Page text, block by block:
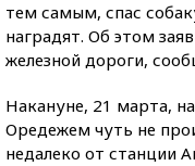
тем самым, спас
наградят. Об этом
железной дороги,
Накануне, 21 марта,
Оредежем чуть не
недалеко от станции